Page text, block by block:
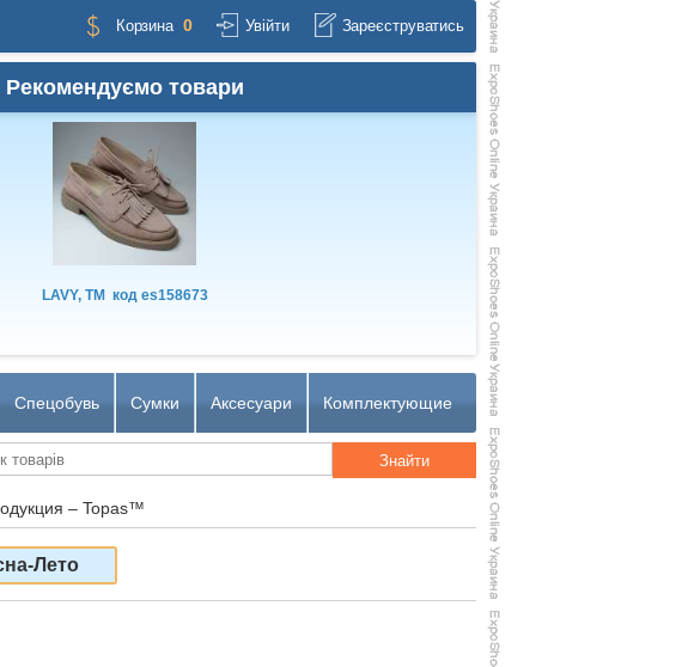
Корзина 0 Увійти Зареєструватись
Рекомендуємо товари
LAVY, TM кодes158673
Спецобувь Сумки Аксесуари Комплектующие
– Topas™
Лето